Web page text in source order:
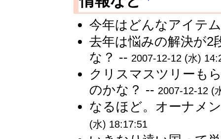
今年はどんなアイテ
去年は悩みの解決が2
な？ -- 2007-12-12 (水)
クリスマスツリーも
のかな？ -- 2007-12-12 (
なるほど。オーナメ
(水) 18:17:51